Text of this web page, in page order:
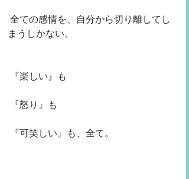
まうしかない。
『楽しい』も
『怒り』も
『可笑しい』も、全て。